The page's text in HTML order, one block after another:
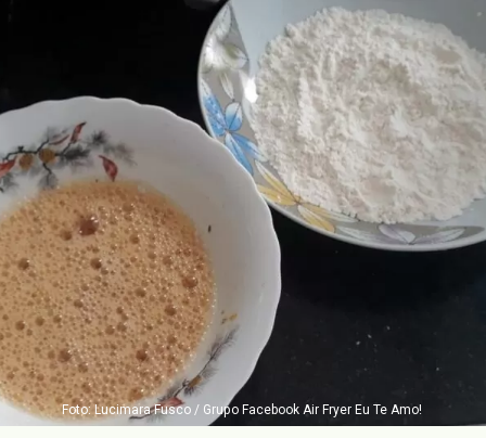
Foto: Lucimara Fusco / Grupo Facebook Air Fryer Eu Te Amo!